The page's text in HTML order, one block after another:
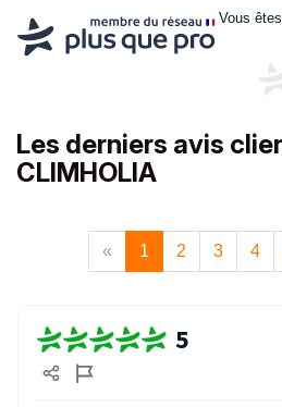
Vous
Les derniers avis
CLIMHOLIA
« 1 2 3 4
5